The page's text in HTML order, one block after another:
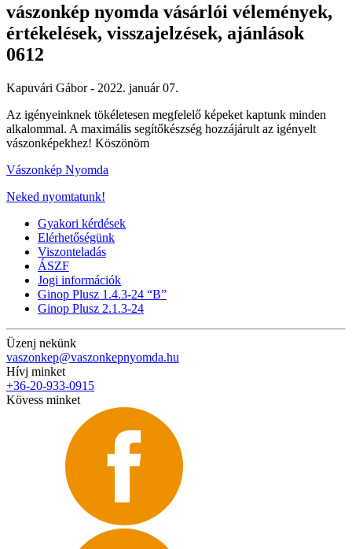
vászonkép nyomda vásárlói vélemények,
értékelések, visszajelzések, ajánlások
0612
Kapuvári Gábor - 2022. január 07.
Az igényeinknek tökéletesen megfelelő képeket kaptunk minden
alkalommal. A maximális segítőkészség hozzájárult az igényelt
vászonképekhez! Köszönöm
Vászonkép Nyomda
Neked nyomtatunk!
Gyakori kérdések
Elérhetőségünk
Viszonteladás
ÁSZF
Jogi információk
Ginop Plusz 1.4.3-24 “B”
Ginop Plusz 2.1.3-24
Üzenj nekünk
vaszonkep@vaszonkepnyomda.hu
Hívj minket
+36-20-933-0915
Kövess minket